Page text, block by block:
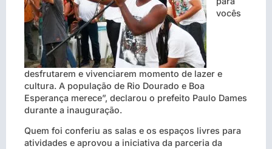
vocês
desfrutarem e vivenciarem momento de lazer e
cultura. A população de Rio Dourado e Boa
Esperança merece”, declarou o prefeito Paulo Dames
durante a inauguração.
Quem foi conferiu as salas e os espaços livres para
atividades e aprovou a iniciativa da parceria da